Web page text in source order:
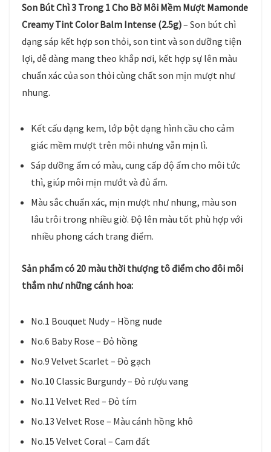
Son Bút Chì 3 Trong 1 Cho Bờ Môi Mềm Mượt Mamonde
Creamy Tint Color Balm Intense (2.5g)– Son bút chì
dạng sáp kết hợp son thỏi, son tint và son dưỡng tiện
lợi, dễ dàng mang theo khắp nơi, kết hợp sự lên màu
chuẩn xác của son thỏi cùng chất son mịn mượt như
nhung.
Kết cấu dạng kem, lớp bột dạng hình cầu cho cảm
giác mềm mượt trên môi nhưng vẫn mịn lì.
Sáp dưỡng ẩm có màu, cung cấp độ ẩm cho môi tức
thì, giúp môi mịn mướt và đủ ẩm.
Màu sắc chuẩn xác, mịn mượt như nhung, màu son
lâu trôi trong nhiều giờ. Độ lên màu tốt phù hợp với
nhiều phong cách trang điểm.
Sản phẩm có 20 màu thời thượng tô điểm cho đôi môi
thắm như những cánh hoa:
No.1 Bouquet Nudy – Hồng nude
No.6 Baby Rose – Đỏ hồng
No.9 Velvet Scarlet – Đỏ gạch
No.10 Classic Burgundy – Đỏ rượu vang
No.11 Velvet Red – Đỏ tím
No.13 Velvet Rose – Màu cánh hồng khô
No.15 Velvet Coral – Cam đất